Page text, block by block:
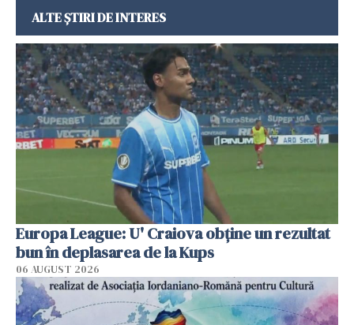
ALTE ȘTIRI DE INTERES
Europa League: U' Craiova obține un rezultat
bun în deplasarea de la Kups
06 AUGUST 2026